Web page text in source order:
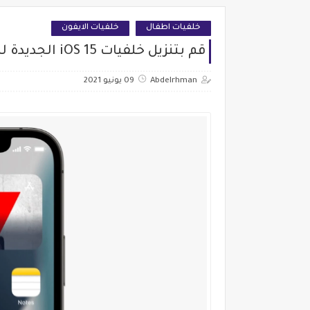
خلفيات اطفال خلفيات الايفون
قم بتنزيل خلفيات iOS 15 الجديدة للايفون والايباد الان
Abdelrhman 09 يونيو 2021